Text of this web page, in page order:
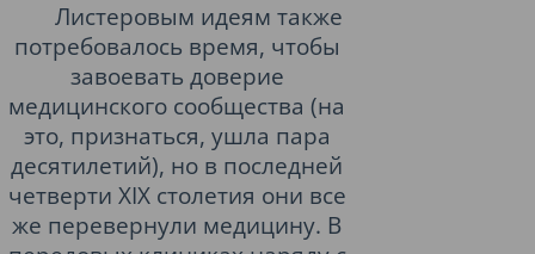
Листеровым идеям также
потребовалось время, чтобы
завоевать доверие
медицинского сообщества (на
это, признаться, ушла пара
десятилетий), но в последней
четверти XIX столетия они все
же перевернули медицину. В